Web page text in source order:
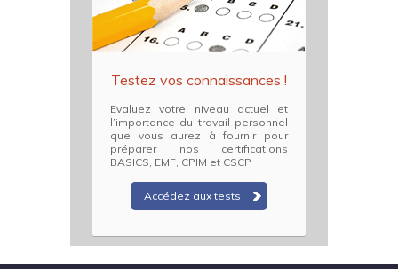
Testez vos connaissances !
Evaluez votre niveau actuel et
l’importance du travail personnel
que vous aurez à fournir pour
préparer nos certifications
BASICS, EMF, CPIM et CSCP
Accédez aux tests